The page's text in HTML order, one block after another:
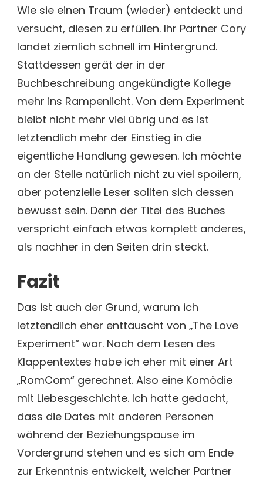
Wie sie einen Traum (wieder) entdeckt und
versucht, diesen zu erfüllen. Ihr Partner Cory
landet ziemlich schnell im Hintergrund.
Stattdessen gerät der in der
Buchbeschreibung angekündigte Kollege
mehr ins Rampenlicht. Von dem Experiment
bleibt nicht mehr viel übrig und es ist
letztendlich mehr der Einstieg in die
eigentliche Handlung gewesen. Ich möchte
an der Stelle natürlich nicht zu viel spoilern,
aber potenzielle Leser sollten sich dessen
bewusst sein. Denn der Titel des Buches
verspricht einfach etwas komplett anderes,
als nachher in den Seiten drin steckt.
Fazit
Das ist auch der Grund, warum ich
letztendlich eher enttäuscht von „The Love
Experiment“ war. Nach dem Lesen des
Klappentextes habe ich eher mit einer Art
„RomCom“ gerechnet. Also eine Komödie
mit Liebesgeschichte. Ich hatte gedacht,
dass die Dates mit anderen Personen
während der Beziehungspause im
Vordergrund stehen und es sich am Ende
zur Erkenntnis entwickelt, welcher Partner